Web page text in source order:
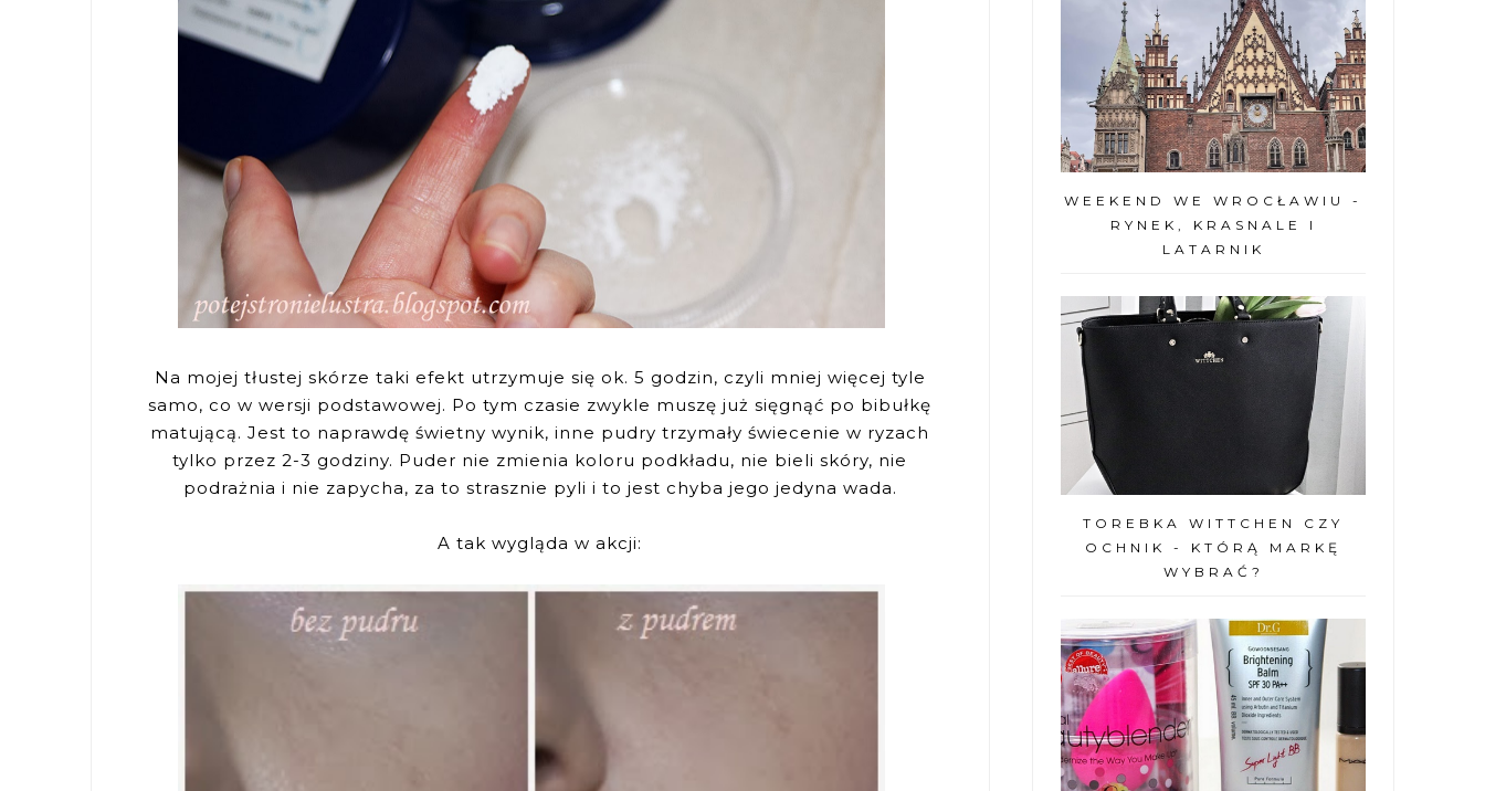
Na mojej tłustej skórze taki efekt utrzymuje się ok. 5 godzin, czyli mniej więcej tyle
samo, co w wersji podstawowej. Po tym czasie zwykle muszę już sięgnąć po bibułkę
matującą. Jest to naprawdę świetny wynik, inne pudry trzymały świecenie w ryzach
tylko przez 2-3 godziny. Puder nie zmienia koloru podkładu, nie bieli skóry, nie
podrażnia i nie zapycha, za to strasznie pyli i to jest chyba jego jedyna wada.
A tak wygląda w akcji:
WEEKEND WE WROCŁAWIU -
RYNEK, KRASNALE I
LATARNIK
TOREBKA WITTCHEN CZY
OCHNIK - KTÓRĄ MARKĘ
WYBRAĆ?